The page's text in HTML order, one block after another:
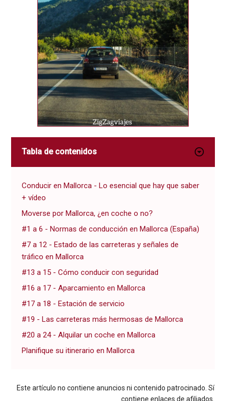
Tabla de contenidos
Conducir en Mallorca - Lo esencial que hay que saber
+ vídeo
Moverse por Mallorca, ¿en coche o no?
#1 a 6 - Normas de conducción en Mallorca (España)
#7 a 12 - Estado de las carreteras y señales de
tráfico en Mallorca
#13 a 15 - Cómo conducir con seguridad
#16 a 17 - Aparcamiento en Mallorca
#17 a 18 - Estación de servicio
#19 - Las carreteras más hermosas de Mallorca
#20 a 24 - Alquilar un coche en Mallorca
Planifique su itinerario en Mallorca
Este artículo no contiene anuncios ni contenido patrocinado. Sí
contiene enlaces de afiliados.